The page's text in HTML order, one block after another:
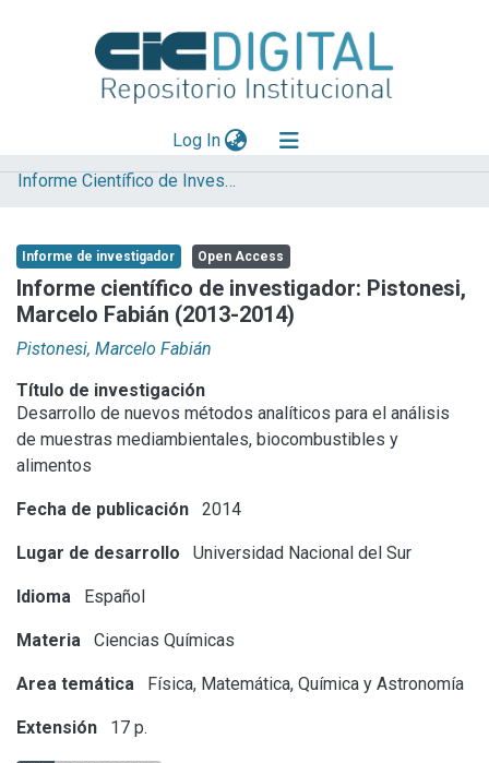
Log In(current)
Explorar
Aportar material
Statistics
Informe Científico de Investigador
Informe de investigador Open Access
Informe científico de investigador: Pistonesi,
Marcelo Fabián (2013-2014)
Pistonesi, Marcelo Fabián
Título de investigación
Desarrollo de nuevos métodos analíticos para el análisis
de muestras mediambientales, biocombustibles y
alimentos
Fecha de publicación 2014
Lugar de desarrollo Universidad Nacional del Sur
Idioma Español
Materia Ciencias Químicas
Area temática Física, Matemática, Química y Astronomía
Extensión 17 p.